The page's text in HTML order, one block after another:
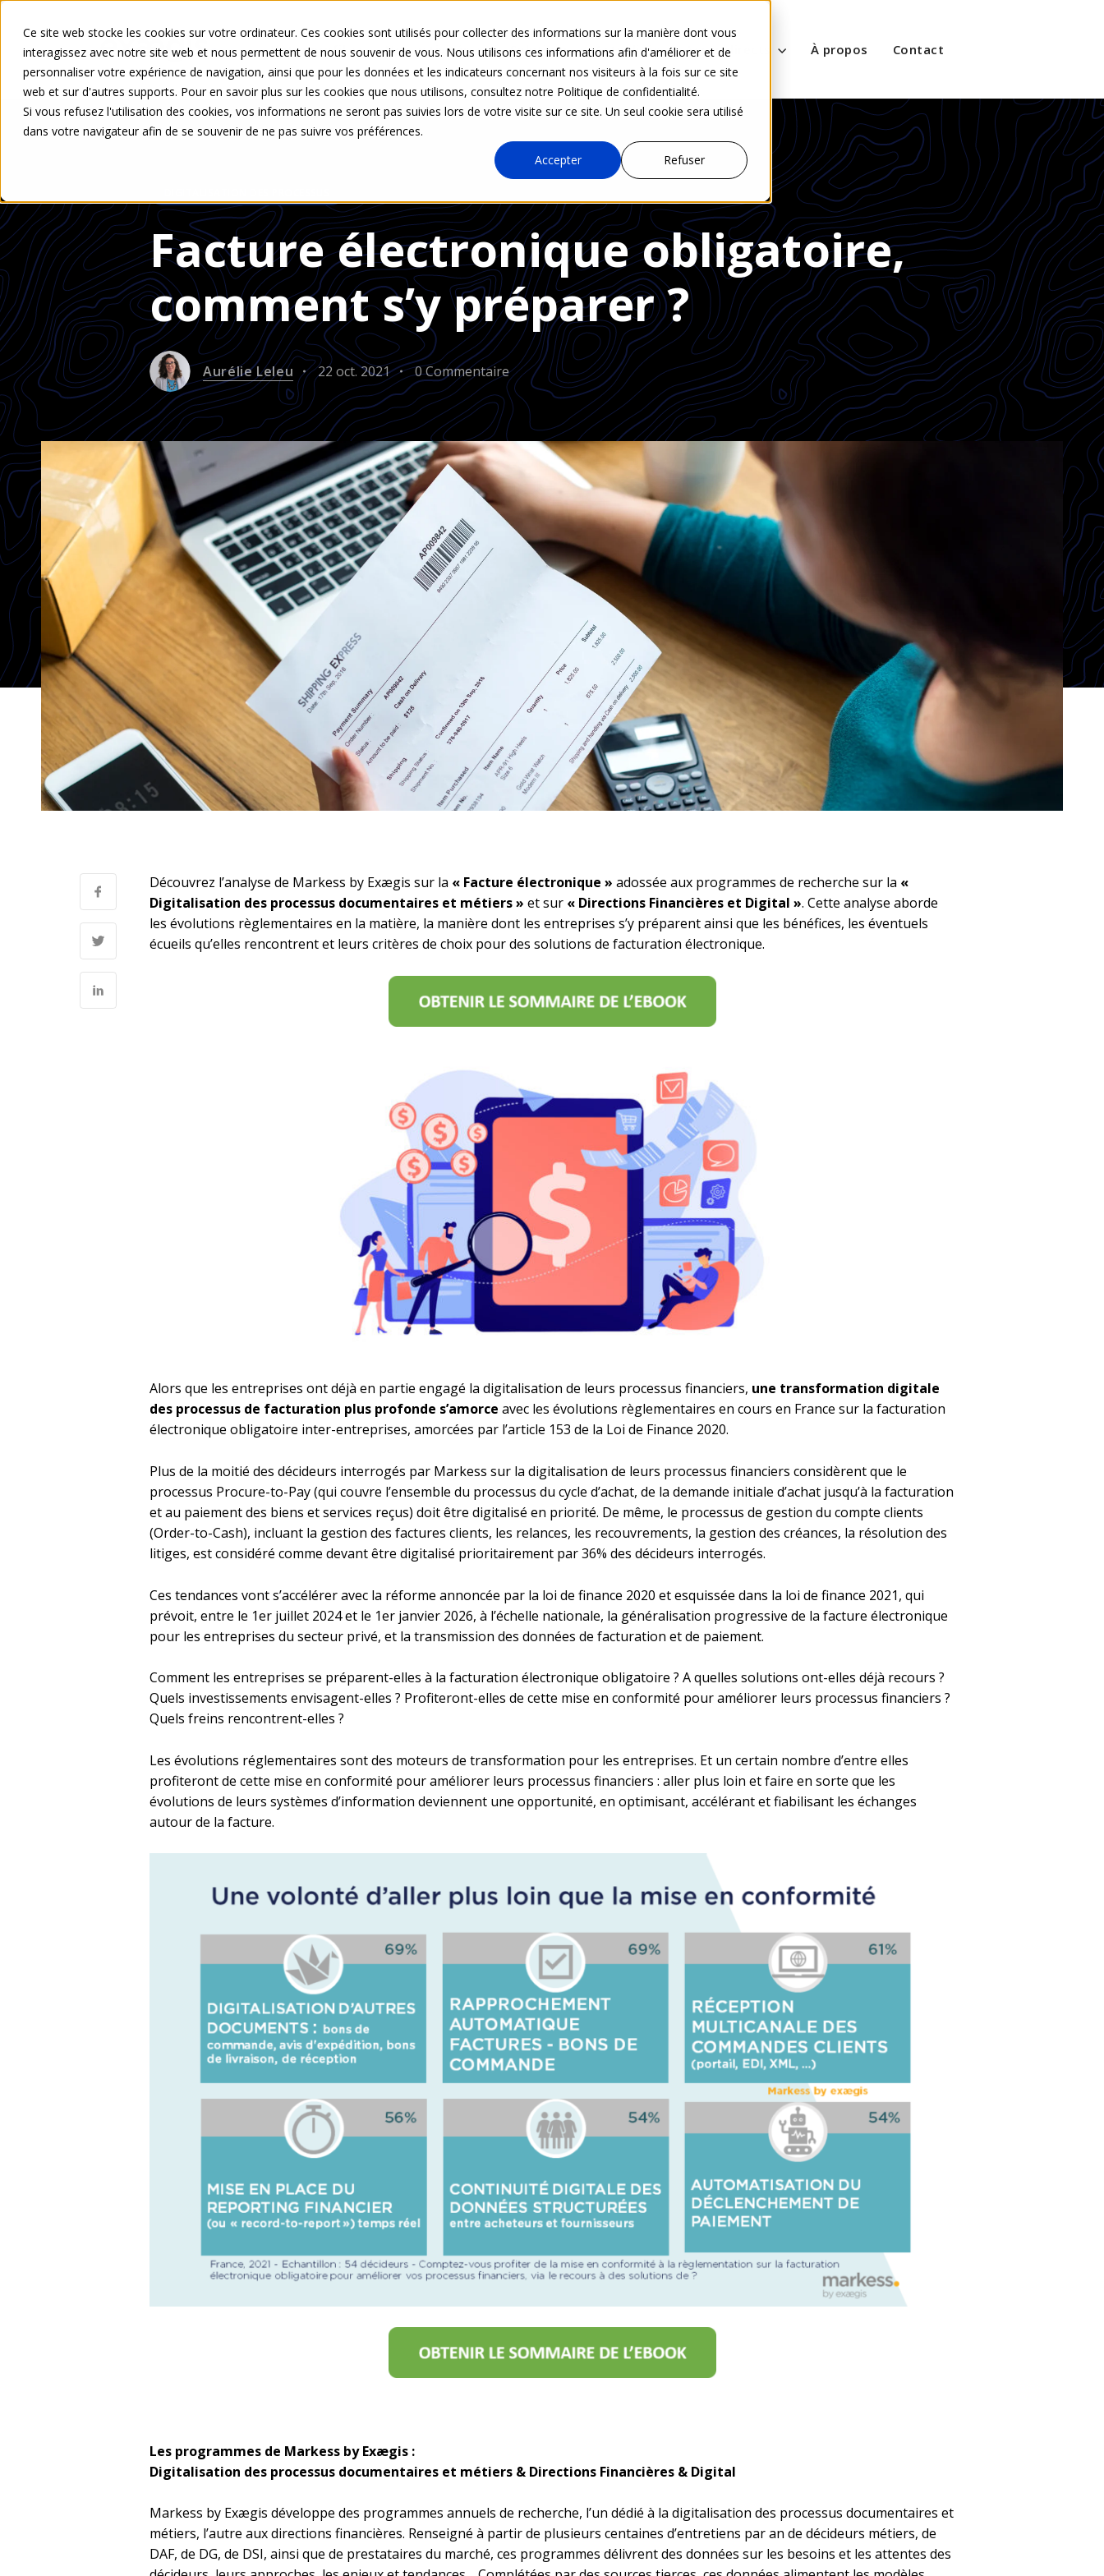
Ce site web stocke les cookies sur votre ordinateur. Ces cookies sont utilisés pour collecter des informations sur la manière dont vous
interagissez avec notre site web et nous permettent de nous souvenir de vous. Nous utilisons ces informations afin d'améliorer et de
personnaliser votre expérience de navigation, ainsi que pour les données et les indicateurs concernant nos visiteurs à la fois sur ce site
web et sur d'autres supports. Pour en savoir plus sur les cookies que nous utilisons, consultez notre Politique de confidentialité.
Si vous refusez l'utilisation des cookies, vos informations ne seront pas suivies lors de votre visite sur ce site. Un seul cookie sera utilisé
dans votre navigateur afin de se souvenir de ne pas suivre vos préférences.
Accepter
Refuser
Votre profil Nos activités Solutions Actualités Accès directs À propos Contact
Facture électronique obligatoire,
comment s’y préparer ?
Aurélie Leleu 22 oct. 2021 0 Commentaire
Découvrez l’analyse de Markess by Exægis sur la « Facture électronique » adossée aux programmes de recherche sur la «
Digitalisation des processus documentaires et métiers » et sur « Directions Financières et Digital ». Cette analyse aborde
les évolutions règlementaires en la matière, la manière dont les entreprises s’y préparent ainsi que les bénéfices, les éventuels
écueils qu’elles rencontrent et leurs critères de choix pour des solutions de facturation électronique.
Alors que les entreprises ont déjà en partie engagé la digitalisation de leurs processus financiers, une transformation digitale
des processus de facturation plus profonde s’amorce avec les évolutions règlementaires en cours en France sur la facturation
électronique obligatoire inter-entreprises, amorcées par l’article 153 de la Loi de Finance 2020.
Plus de la moitié des décideurs interrogés par Markess sur la digitalisation de leurs processus financiers considèrent que le
processus Procure-to-Pay (qui couvre l’ensemble du processus du cycle d’achat, de la demande initiale d’achat jusqu’à la facturation
et au paiement des biens et services reçus) doit être digitalisé en priorité. De même, le processus de gestion du compte clients
(Order-to-Cash), incluant la gestion des factures clients, les relances, les recouvrements, la gestion des créances, la résolution des
litiges, est considéré comme devant être digitalisé prioritairement par 36% des décideurs interrogés.
Ces tendances vont s’accélérer avec la réforme annoncée par la loi de finance 2020 et esquissée dans la loi de finance 2021, qui
prévoit, entre le 1er juillet 2024 et le 1er janvier 2026, à l’échelle nationale, la généralisation progressive de la facture électronique
pour les entreprises du secteur privé, et la transmission des données de facturation et de paiement.
Comment les entreprises se préparent-elles à la facturation électronique obligatoire ? A quelles solutions ont-elles déjà recours ?
Quels investissements envisagent-elles ? Profiteront-elles de cette mise en conformité pour améliorer leurs processus financiers ?
Quels freins rencontrent-elles ?
Les évolutions réglementaires sont des moteurs de transformation pour les entreprises. Et un certain nombre d’entre elles
profiteront de cette mise en conformité pour améliorer leurs processus financiers : aller plus loin et faire en sorte que les
évolutions de leurs systèmes d’information deviennent une opportunité, en optimisant, accélérant et fiabilisant les échanges
autour de la facture.
Les programmes de Markess by Exægis :
Digitalisation des processus documentaires et métiers & Directions Financières & Digital
Markess by Exægis développe des programmes annuels de recherche, l’un dédié à la digitalisation des processus documentaires et
métiers, l’autre aux directions financières. Renseigné à partir de plusieurs centaines d’entretiens par an de décideurs métiers, de
DAF, de DG, de DSI, ainsi que de prestataires du marché, ces programmes délivrent des données sur les besoins et les attentes des